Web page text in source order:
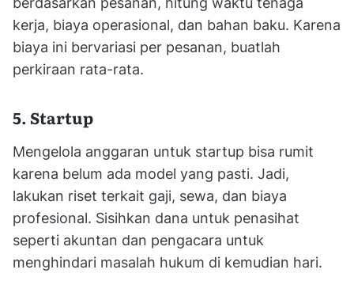
kerja, biaya operasional, dan bahan baku. Karena
biaya ini bervariasi per pesanan, buatlah
perkiraan rata-rata.
5. Startup
Mengelola anggaran untuk startup bisa rumit
karena belum ada model yang pasti. Jadi,
lakukan riset terkait gaji, sewa, dan biaya
profesional. Sisihkan dana untuk penasihat
seperti akuntan dan pengacara untuk
menghindari masalah hukum di kemudian hari.